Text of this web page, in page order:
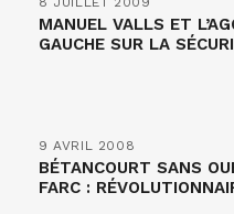
MANUEL VALLS ET
GAUCHE SUR LA
9 AVRIL 2008
BÉTANCOURT SANS
FARC :